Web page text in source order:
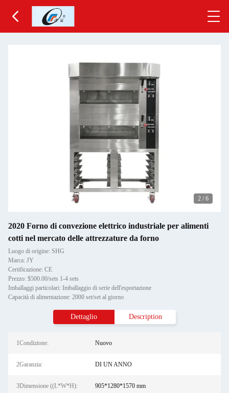
2 / 6
2020 Forno di convezione elettrico industriale per alimenti
cotti nel mercato delle attrezzature da forno
Luogo di origine: SHG
Marca: JY
Certificazione: CE
Prezzo: $500.00/sets 1-4 sets
Imballaggi particolari: Imballaggio di serie dell'esportazione
Capacità di alimentazione: 2000 set/set al giorno
Dettaglio Description
1Condizione: Nuovo
2Garanzia: DI UN ANNO
3Dimensione ((L*W*H): 905*1280*1570 mm